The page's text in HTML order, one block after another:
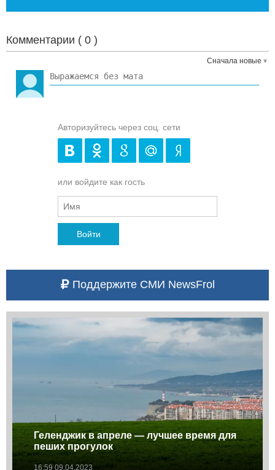
Комментарии ( 0 )
Сначала новые
Авторизуйтесь через соц. сети
или войдите как гость
Войти
Поддержите СМИ NewsFrol
Геленджик в апреле — лучшее время для
пеших прогулок
16:59 09.04.2023